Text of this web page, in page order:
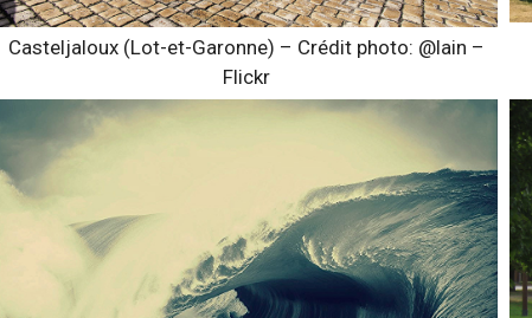
Casteljaloux (Lot-et-Garonne) – Crédit photo: @lain –
Flickr